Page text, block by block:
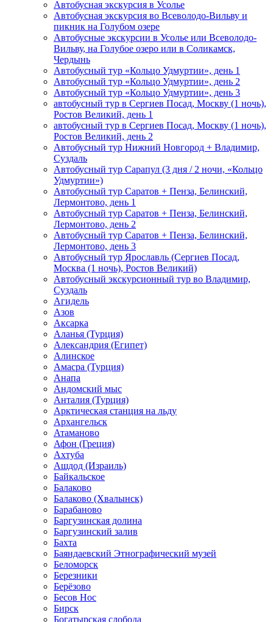
Автобусная экскурсия в Усолье
Автобусная экскурсия во Всеволодо-Вильву и
пикник на Голубом озере
Автобусные экскурсии в Усолье или Всеволодо-
Вильву, на Голубое озеро или в Соликамск,
Чердынь
Автобусный тур «Кольцо Удмуртии», день 1
Автобусный тур «Кольцо Удмуртии», день 2
Автобусный тур «Кольцо Удмуртии», день 3
автобусный тур в Сергиев Посад, Москву (1 ночь),
Ростов Великий, день 1
автобусный тур в Сергиев Посад, Москву (1 ночь),
Ростов Великий, день 2
Автобусный тур Нижний Новгород + Владимир,
Суздаль
Автобусный тур Сарапул (3 дня / 2 ночи, «Кольцо
Удмуртии»)
Автобусный тур Саратов + Пенза, Белинский,
Лермонтово, день 1
Автобусный тур Саратов + Пенза, Белинский,
Лермонтово, день 2
Автобусный тур Саратов + Пенза, Белинский,
Лермонтово, день 3
Автобусный тур Ярославль (Сергиев Посад,
Москва (1 ночь), Ростов Великий)
Автобусный экскурсионный тур во Владимир,
Суздаль
Агидель
Азов
Аксарка
Аланья (Турция)
Александрия (Египет)
Алинское
Амасра (Турция)
Анапа
Андомский мыс
Анталия (Турция)
Арктическая станция на льду
Архангельск
Атаманово
Афон (Греция)
Ахтуба
Ашдод (Израиль)
Байкальское
Балаково
Балаково (Хвалынск)
Барабаново
Баргузинская долина
Баргузинский залив
Бахта
Баяндаевский Этнографический музей
Беломорск
Березники
Берёзово
Бесов Нос
Бирск
Богатырская слобода